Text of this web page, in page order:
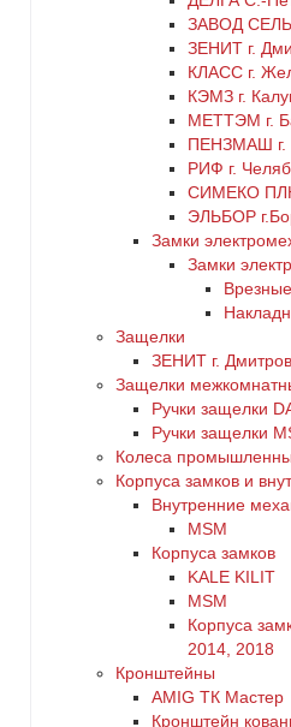
ЗАВОД
ЗЕНИТ г.
КЛАСС г.
КЭМЗ г.
МЕТТЭМ г.
ПЕНЗМАШ г.
РИФ г.
СИМЕКО
ЭЛЬБОР
Замки
Замки
Врезные
Защелки
ЗЕНИТ г.
Защелки
Ручки защелки
Ручки защелки
Колеса
Корпуса замков и
Внутренние
MSM
Корпуса замков
KALE KILIT
MSM
Корпуса
2014, 2018
Кронштейны
AMIG ТК Мастер
Кронштейн